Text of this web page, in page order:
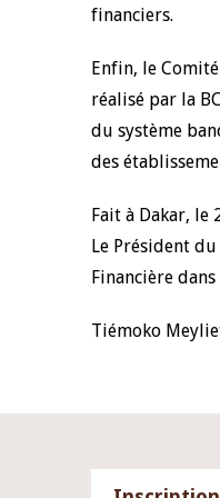
financiers.
Enfin, le
réalisé par la
du système
des
Fait à Dakar, le
Le Président
Financière dans
Tiémoko